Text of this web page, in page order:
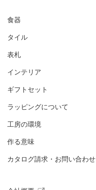
食器
タイル
表札
インテリア
ギフトセット
ラッピングについて
工房の環境
作る意味
カタログ請求・お問い合わせ